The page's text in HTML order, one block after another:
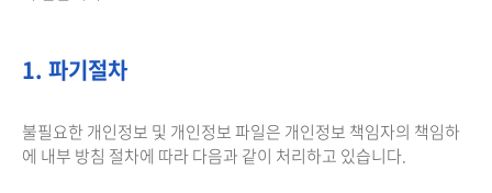
1. 파기절차
불필요한 개인정보 및 개인정보 파일은 개인정보 책임자의 책임하
에 내부 방침 절차에 따라 다음과 같이 처리하고 있습니다.